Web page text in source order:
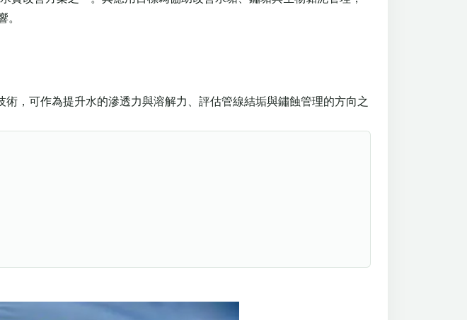
術，可作為提升水的滲透力與溶解力、評估管線結垢與鏽蝕管理的方向之